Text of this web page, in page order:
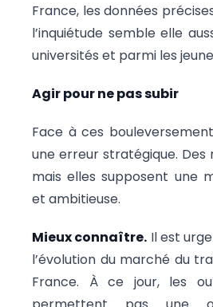
France, les données
l’inquiétude semble elle
universités et parmi les
Agir pour ne pas subir
Face à ces
une erreur stratégique. Des
mais elles supposent une
et ambitieuse.
Mieux connaître. Il est
l’évolution du marché du
France. À ce jour, les